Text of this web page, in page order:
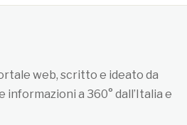
web, scritto e ideato da
informazioni a 360° dall’Italia e